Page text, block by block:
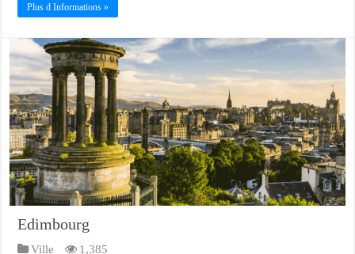
Plus d Informations »
Edimbourg
Ville 1,385